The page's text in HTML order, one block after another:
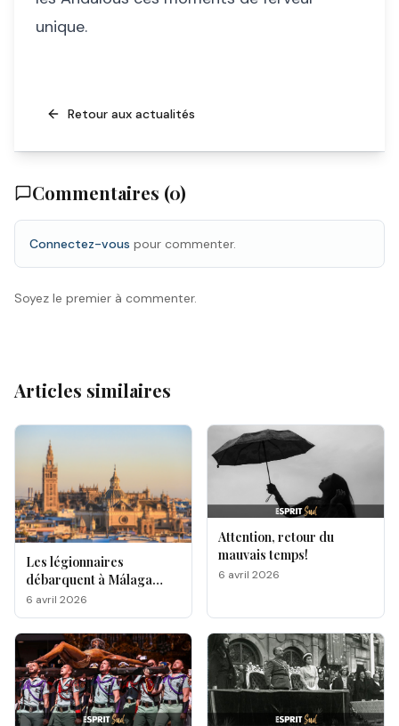
unique.
Retour aux actualités
Commentaires (0)
Connectez-vous pour commenter.
Soyez le premier à commenter.
Articles similaires
Les légionnaires
débarquent à Málaga
pour la Semaine Sainte
6 avril 2026
Attention, retour du
mauvais temps!
6 avril 2026